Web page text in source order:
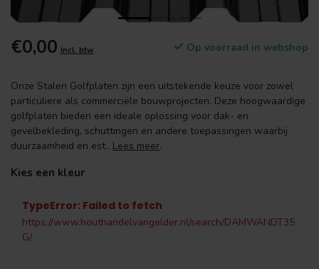
€0,00 Incl. btw Op voorraad in webshop
Onze Stalen Golfplaten zijn een uitstekende keuze voor zowel
particuliere als commerciële bouwprojecten. Deze hoogwaardige
golfplaten bieden een ideale oplossing voor dak- en
gevelbekleding, schuttingen en andere toepassingen waarbij
duurzaamheid en est.. Lees meer.
Kies een kleur
TypeError: Failed to fetch
https://www.houthandelvangelder.nl/search/DAMWANDT35
G/